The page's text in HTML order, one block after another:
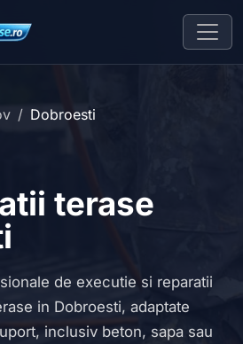
Dobroesti
terase
de executie si reparatii
in Dobroesti, adaptate
inclusiv beton, sapa sau